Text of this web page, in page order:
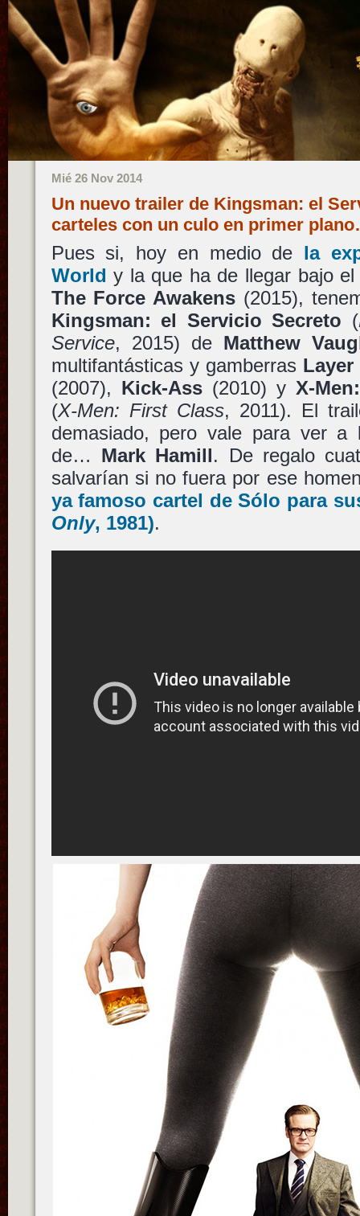
Mié 26 Nov 2014
Un nuevo trailer de Kingsman: el
carteles con un culo en primer
Pues si, hoy en medio de la
World y la que ha de llegar bajo
The Force Awakens (2015),
Kingsman: el Servicio Secreto (
Service, 2015) de Matthew
multifantásticas y gamberras Layer
(2007), Kick-Ass(2010) y X-
(X-Men: First Class, 2011). El
demasiado, pero vale para ver a
de… Mark Hamill. De regalo
salvarían si no fuera por ese
ya famoso cartel deSólo para
Only, 1981).